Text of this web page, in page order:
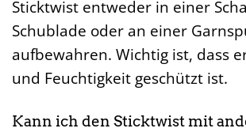
Sticktwist entweder in einer
Schublade oder an einer
aufbewahren. Wichtig ist, dass
und Feuchtigkeit geschützt ist.
Kann ich den Sticktwist mit